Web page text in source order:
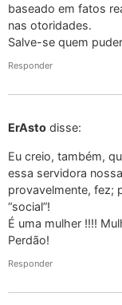
baseado em fatos
nas otoridades.
Salve-se quem
Responder
ErAsto disse:
Eu creio, também,
essa servidora
provavelmente, fez;
“social”!
É uma mulher !!!!
Perdão!
Responder